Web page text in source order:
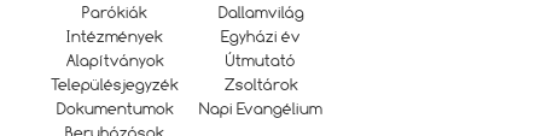
Parókiák
Intézmények
Alapítványok
Településjegyzék
Dokumentumok
Dallamvilág
Egyházi év
Útmutató
Zsoltárok
Napi Evangélium